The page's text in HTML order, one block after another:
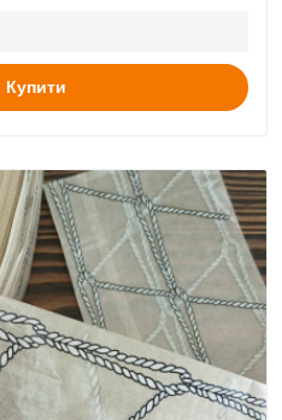
Купити